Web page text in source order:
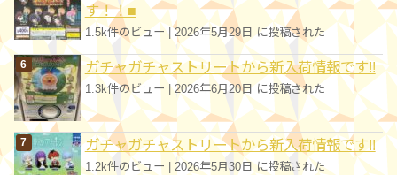
す！！■
1.5k件のビュー|2026年5月29日 に投稿された
ガチャガチャストリートから新入荷情報です!!
1.3k件のビュー |2026年6月20日 に投稿された
ガチャガチャストリートから新入荷情報です!!
1.2k件のビュー 2026年5月30日 に投稿された